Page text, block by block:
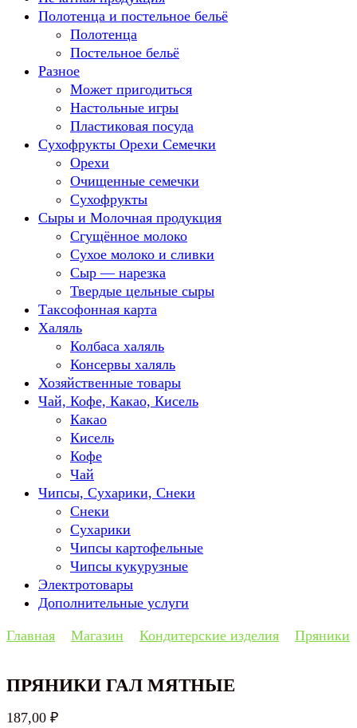
Полотенца и постельное бельё
Полотенца
Постельное бельё
Разное
Может пригодиться
Настольные игры
Пластиковая посуда
Сухофрукты Орехи Семечки
Орехи
Очищенные семечки
Сухофрукты
Сыры и Молочная продукция
Сгущённое молоко
Сухое молоко и сливки
Сыр — нарезка
Твердые цельные сыры
Таксофонная карта
Халяль
Колбаса халяль
Консервы халяль
Хозяйственные товары
Чай, Кофе, Какао, Кисель
Какао
Кисель
Кофе
Чай
Чипсы, Сухарики, Снеки
Снеки
Сухарики
Чипсы картофельные
Чипсы кукурузные
Электротовары
Дополнительные услуги
Главная Магазин Кондитерские изделия Пряники
ПРЯНИКИ ГАЛ МЯТНЫЕ
187,00 ₽